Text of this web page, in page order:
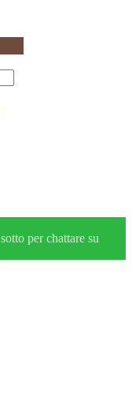
per chattare su